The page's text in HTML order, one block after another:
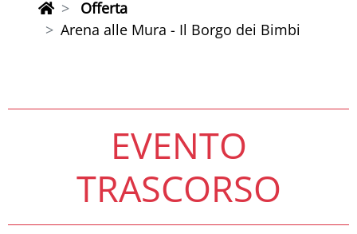
Offerta
Arena alle Mura - Il Borgo dei Bimbi
EVENTO
TRASCORSO